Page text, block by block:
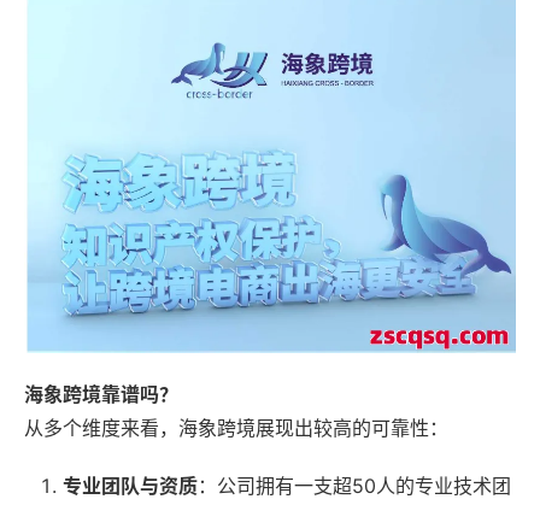
海象跨境靠谱吗？
从多个维度来看，海象跨境展现出较高的可靠性：
专业团队与资质：公司拥有一支超50人的专业技术团